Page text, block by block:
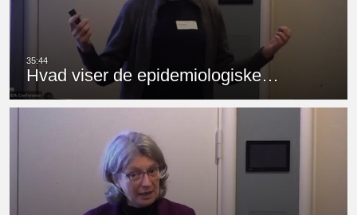
Hvad viser de epidemiologiske…